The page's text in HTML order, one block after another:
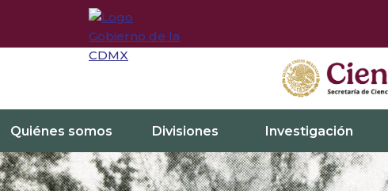
Quiénes somos Divisiones Investigación